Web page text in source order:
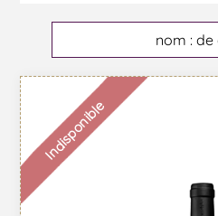
Indisponible